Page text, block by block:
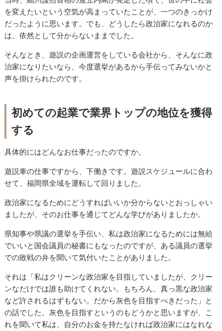
を変えたいという空気が高まっていたことが、一つのきっかけ
だったように思います。でも、どうしたら政治家になれるのか
は、依然として分からないままでした。
そんなとき、遊説の企画運営をしている会社から、そんなに政
治家になりたいなら、今度選挙があるから手伝ってみないかと
声を掛けられたのです。
初めての起業で業界トップの地位を獲得
する
具体的にはどんなお仕事だったのですか。
遊説車の仕事ですから、下働きです。遊説スケジュールに合わ
せて、福岡県全域を運転して回りました。
政治家になるためにどうすればいいか分からないとおっしゃい
ましたが、そのお仕事を通じてどんな学びがありましたか。
県知事や県議の選挙を手伝い、私は政治家になるためには無給
でいいと国会議員の秘書にもなったのですが、ある議員の選挙
での敗戦の弁を聞いて気付いたことがありました。
それは「私はクリーンな政治家を目指していましたが、クリー
ンなだけでは誰も助けてくれない。もちろん、真っ黒な政治家
など許されるはずもない。だから灰色を目指すべきだった」と
の話でした。灰色を目指すというのもどうかと思いますが、こ
れを聞いて私は、自分のお金を持たなければ政治家にはなれな